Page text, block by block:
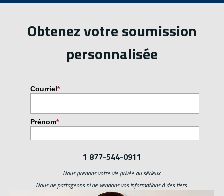
Obtenez votre soumission
personnalisée
1 877-544-0911
Nous prenons votre vie privée au sérieux.
Nous ne partageons ni ne vendons vos informations à des tiers.